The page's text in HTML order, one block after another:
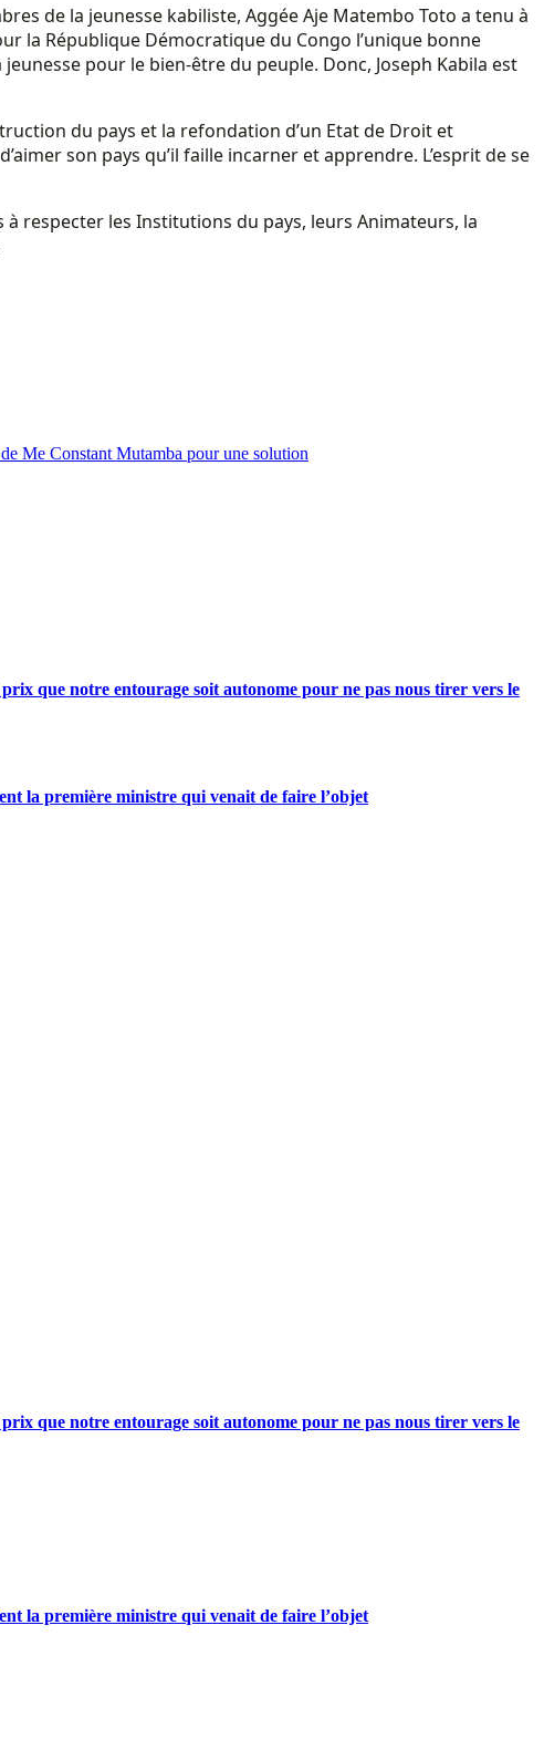
de la jeunesse kabiliste, Aggée Aje Matembo Toto a tenu à
la République Démocratique du Congo l’unique bonne
pour le bien-être du peuple. Donc, Joseph Kabila est
du pays et la refondation d’un Etat de Droit et
son pays qu’il faille incarner et apprendre. L’esprit de se
à respecter les Institutions du pays, leurs Animateurs, la
Me Constant Mutamba pour une solution
que notre entourage soit autonome pour ne pas nous tirer vers le
la première ministre qui venait de faire l’objet
que notre entourage soit autonome pour ne pas nous tirer vers le
la première ministre qui venait de faire l’objet